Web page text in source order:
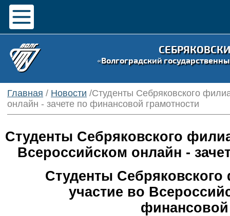
«Волгоградский
Главная / Новости /Студенты Себряковского
онлайн - зачете по финансовой грамотности
Студенты Себряковского
Всероссийском онлайн -
Студенты
участие во
финансовой